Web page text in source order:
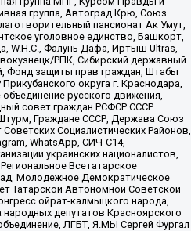
группа, Автоград Крю, Союз
пансионат Ак Умут,
уголовное единство, Башкорт,
W.H.С., Фалунь Дафа, Иртыш Ultras,
РПК, Сибирский державный
Фонд защиты прав граждан, Штабы
округа г. Краснодара,
русского движения,
совет граждан РСФСР СССР
Граждане СССР, Держава Союз
Социалистических Районов,
WhatsApp, СИЧ-С14,
украинских националистов,
Всетатарское
Молодежное Демократическое
Татарской Автономной Советской
ойрат-калмыцкого народа,
депутатов Красноярского
ЛГБТ, Я.МЫ Сергей Фургал